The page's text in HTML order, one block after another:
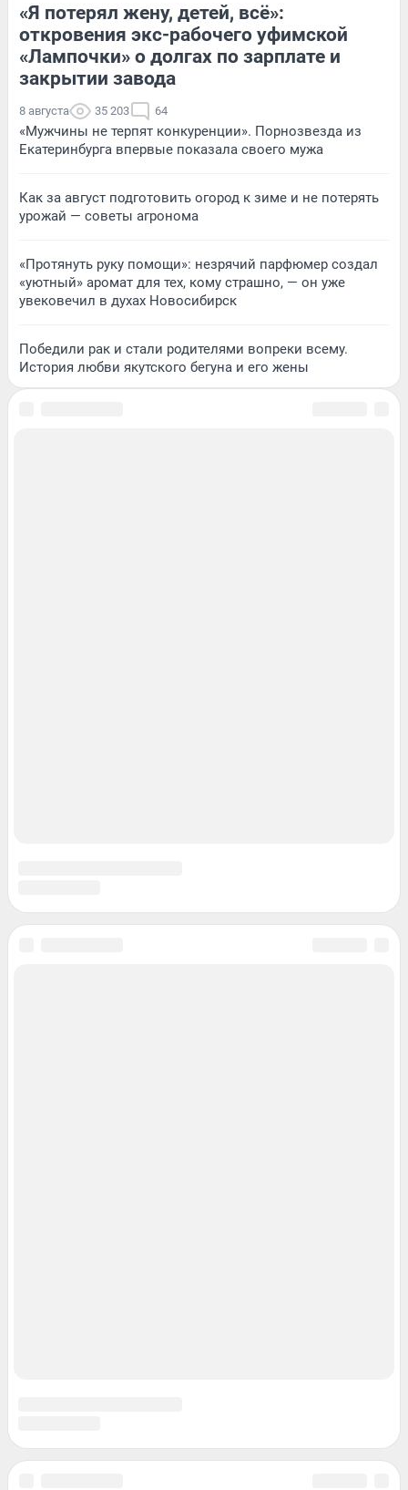
«Я потерял жену, детей, всё»:
откровения экс-рабочего уфимской
«Лампочки» о долгах по зарплате и
закрытии завода
8 августа 35 203 64
«Мужчины не терпят конкуренции». Порнозвезда из
Екатеринбурга впервые показала своего мужа
Как за август подготовить огород к зиме и не потерять
урожай — советы агронома
«Протянуть руку помощи»: незрячий парфюмер создал
«уютный» аромат для тех, кому страшно, — он уже
увековечил в духах Новосибирск
Победили рак и стали родителями вопреки всему.
История любви якутского бегуна и его жены